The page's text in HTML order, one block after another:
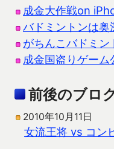
成金大作戦on
バドミントンは奥
がちんこバドミン
成金国盗りゲーム
前後のブロ
2010年10月11日
女流王将 vs コン